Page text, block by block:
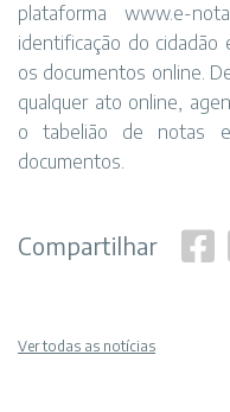
plataformawww.e-
identificação do cidadão
os documentos online.
qualquer ato online,
o tabelião de notas e
documentos.
Compartilhar
Ver todas as notícias